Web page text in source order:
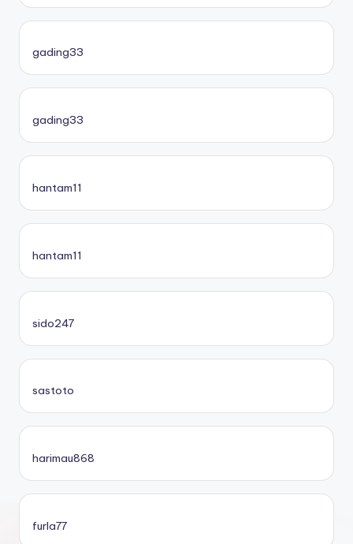
gading33
gading33
hantam11
hantam11
sido247
sastoto
harimau868
furla77